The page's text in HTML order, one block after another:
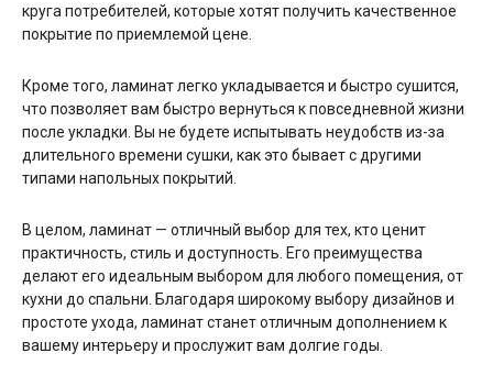
круга потребителей, которые хотят получить качественное
покрытие по приемлемой цене.
Кроме того, ламинат легко укладывается и быстро сушится,
что позволяет вам быстро вернуться к повседневной жизни
после укладки. Вы не будете испытывать неудобств из-за
длительного времени сушки, как это бывает с другими
типами напольных покрытий.
В целом, ламинат — отличный выбор для тех, кто ценит
практичность, стиль и доступность. Его преимущества
делают его идеальным выбором для любого помещения, от
кухни до спальни. Благодаря широкому выбору дизайнов и
простоте ухода, ламинат станет отличным дополнением к
вашему интерьеру и прослужит вам долгие годы.